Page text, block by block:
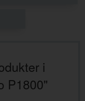
i
P1800"